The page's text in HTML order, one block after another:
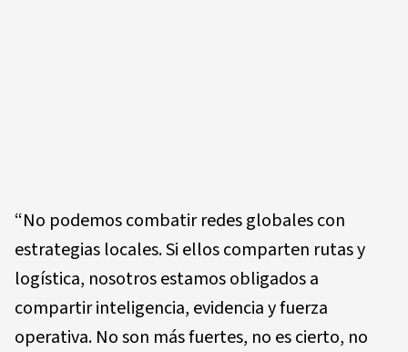
“No podemos combatir redes globales con
estrategias locales. Si ellos comparten rutas y
logística, nosotros estamos obligados a
compartir inteligencia, evidencia y fuerza
operativa. No son más fuertes, no es cierto, no